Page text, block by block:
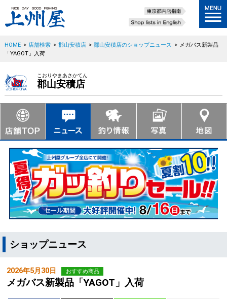
HOME > 店舗検索 > 郡山安積店 > 郡山安積店のショップニュース > メガバス新製品
「YAGOT」入荷
こおりやまあさかてん
郡山安積店
ショップニュース
2026年5月30日 おすすめ商品
メガバス新製品「YAGOT」入荷